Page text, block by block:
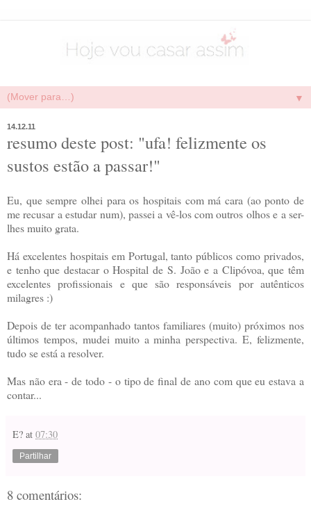
▼
14.12.11
resumo deste post: "ufa! felizmente os
sustos estão a passar!"
Eu, que sempre olhei para os hospitais com má cara (ao ponto de
me recusar a estudar num), passei a vê-los com outros olhos e a ser-
lhes muito grata.
Há excelentes hospitais em Portugal, tanto públicos como privados,
e tenho que destacar o Hospital de S. João e a Clipóvoa, que têm
excelentes profissionais e que são responsáveis por autênticos
milagres :)
Depois de ter acompanhado tantos familiares (muito) próximos nos
últimos tempos, mudei muito a minha perspectiva. E, felizmente,
tudo se está a resolver.
Mas não era - de todo - o tipo de final de ano com que eu estava a
contar...
E? at 07:30
Partilhar
8 comentários: